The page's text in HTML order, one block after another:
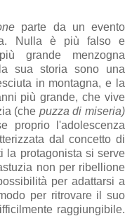
parte da un evento
Nulla è più falso e
grande menzogna
sua storia sono una
in montagna, e la
più grande, che vive
(che puzza di miseria)
proprio l'adolescenza
dal concetto di
la protagonista si serve
non per ribellione
per adattarsi a
per ritrovare il suo
raggiungibile.